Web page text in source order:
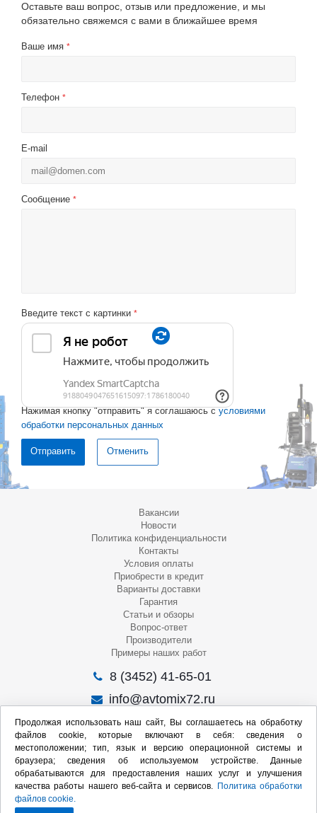
Оставьте ваш вопрос, отзыв или предложение, и мы
обязательно свяжемся с вами в ближайшее время
Ваше имя *
Телефон *
E-mail
Сообщение *
Введите текст с картинки *
Нажимая кнопку "отправить" я соглашаюсь с условиями
обработки персональных данных
Отменить
Вакансии
Новости
Политика конфиденциальности
Контакты
Условия оплаты
Приобрести в кредит
Варианты доставки
Гарантия
Статьи и обзоры
Вопрос-ответ
Производители
Примеры наших работ
8 (3452) 41-65-01
info@avtomix72.ru
г. Тюмень, ул. 50 лет Октября, 120
Пн-Пт
: 09:00 – 19:00
Сб: 10:00 – 17:00
Вс: Выходной
Мы в социальных сетях:
Продолжая использовать наш сайт, Вы соглашаетесь на обработку
файлов cookie, которые включают в себя: сведения о
местоположении; тип, язык и версию операционной системы и
браузера; сведения об используемом устройстве. Данные
обрабатываются для предоставления наших услуг и улучшения
качества работы нашего веб-сайта и сервисов. Политика обработки
файлов cookie.